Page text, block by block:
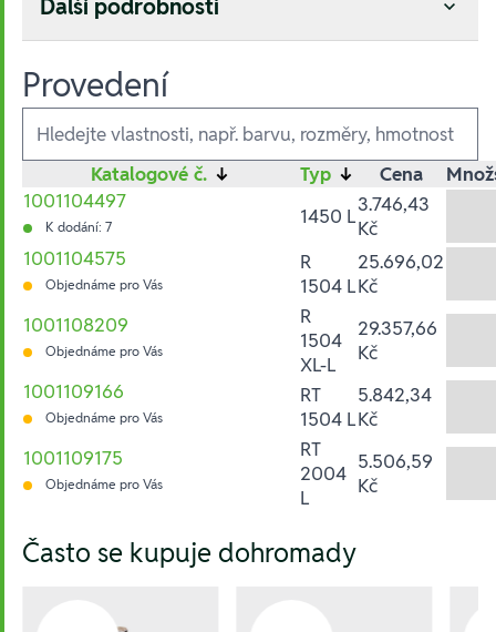
Další podrobnosti
Provedení
Ausführungen
Katalogové č. ↓ Typ ↓ Cena
1001104497
K dodání: 7 1450 L3.746,43
Kč
1001104575
Objednáme pro Vás
R
1504 L
25.696,02
Kč
1001108209
Objednáme pro Vás
R
1504
XL-L
29.357,66
Kč
1001109166
Objednáme pro Vás
RT
1504 L
5.842,34
Kč
1001109175
Objednáme pro Vás
RT
2004
L
5.506,59
Kč
Často se kupuje dohromady